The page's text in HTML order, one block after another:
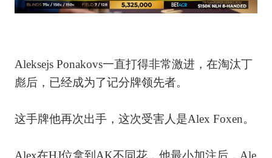
Aleksejs Ponakovs一直打得非常激进，在淘汰丁
彪后，已经成为了记分牌领先者。
这手牌他再次出手，这次受害人是Alex Foxen。
Alex在HJ位拿到AK不同花，他最小加注后，Ale